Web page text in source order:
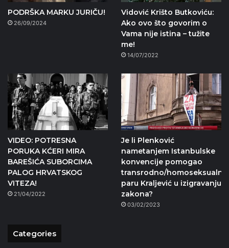
PODRŠKA MARKU JURIČU!
26/09/2024
Vidović Krišto Butkoviću:
Ako ovo što govorim o
Vama nije istina – tužite
me!
14/07/2022
VIDEO: POTRESNA
PORUKA KĆERI MIRA
BAREŠIĆA SUBORCIMA
PALOG HRVATSKOG
VITEZA!
21/04/2022
Je li Plenković
nametanjem Istanbulske
konvencije pomogao
transrodno/
paru Kraljević u izigravanju
zakona?
03/02/2023
Categories